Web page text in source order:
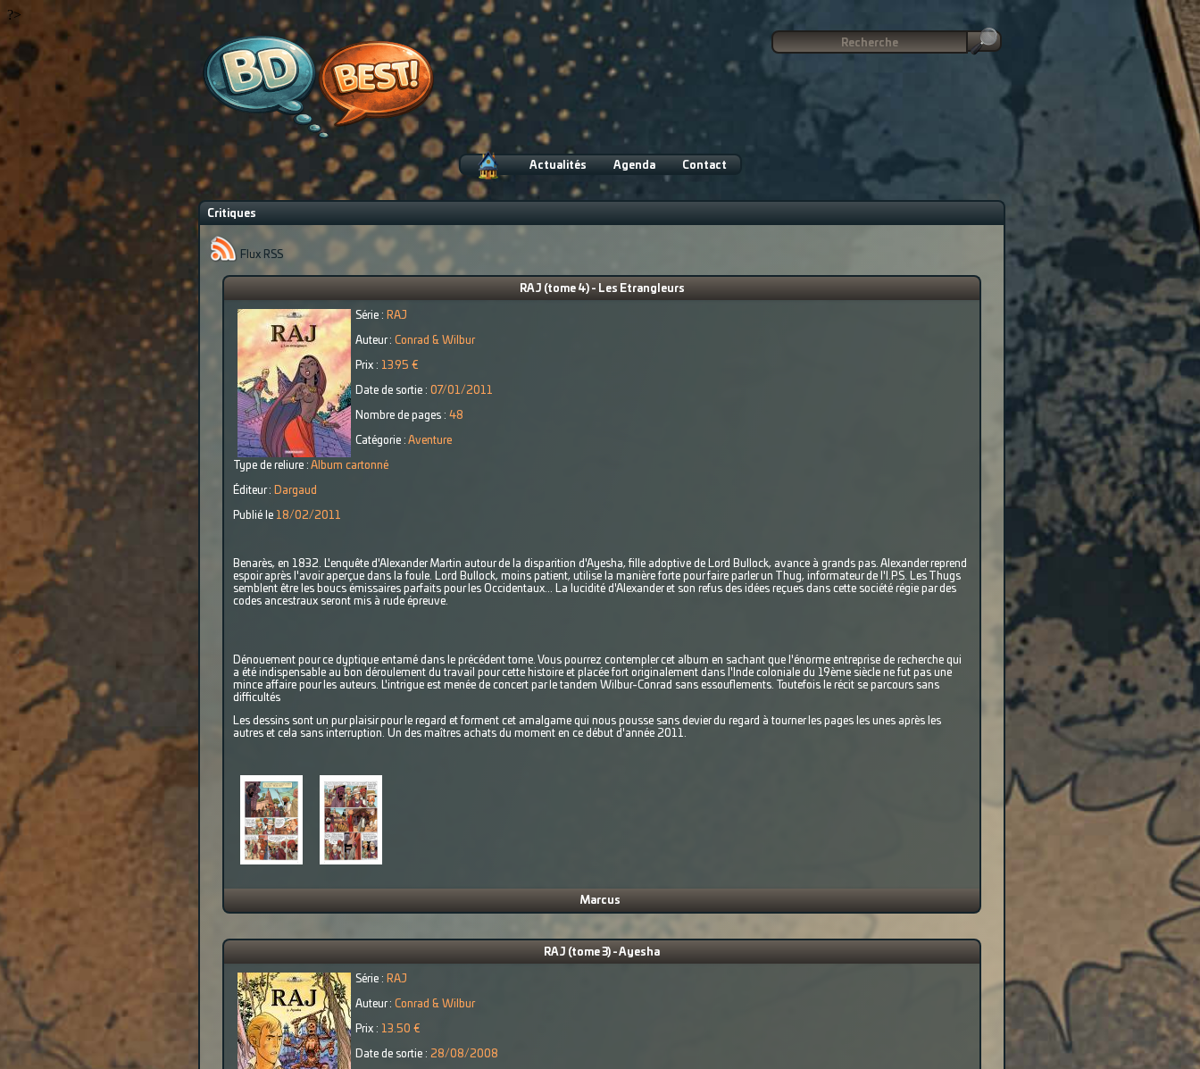
?>
Actualités Agenda Contact
Critiques
Flux RSS
RAJ (tome 4) - Les Etrangleurs
Série : RAJ
Auteur : Conrad & Wilbur
Prix : 13.95 €
Date de sortie : 07/01/2011
Nombre de pages : 48
Catégorie : Aventure
Type de reliure : Album cartonné
Éditeur : Dargaud
Publié le 18/02/2011
Benarès, en 1832. L'enquête d'Alexander Martin autour de la disparition d'Ayesha, fille adoptive de Lord Bullock, avance à grands pas. Alexander reprend
espoir après l'avoir aperçue dans la foule. Lord Bullock, moins patient, utilise la manière forte pour faire parler un Thug, informateur de l'I.P.S. Les Thugs
semblent être les boucs émissaires parfaits pour les Occidentaux... La lucidité d'Alexander et son refus des idées reçues dans cette société régie par des
codes ancestraux seront mis à rude épreuve.
Dénouement pour ce dyptique entamé dans le précédent tome. Vous pourrez contempler cet album en sachant que l'énorme entreprise de recherche qui
a été indispensable au bon déroulement du travail pour cette histoire et placée fort originalement dans l'Inde coloniale du 19ème siècle ne fut pas une
mince affaire pour les auteurs. L'intrigue est menée de concert par le tandem Wilbur-Conrad sans essouflements. Toutefois le récit se parcours sans
difficultés
Les dessins sont un pur plaisir pour le regard et forment cet amalgame qui nous pousse sans devier du regard à tourner les pages les unes après les
autres et cela sans interruption. Un des maîtres achats du moment en ce début d'année 2011.
Marcus
RAJ (tome 3) - Ayesha
Série : RAJ
Auteur : Conrad & Wilbur
Prix : 13.50 €
Date de sortie : 28/08/2008